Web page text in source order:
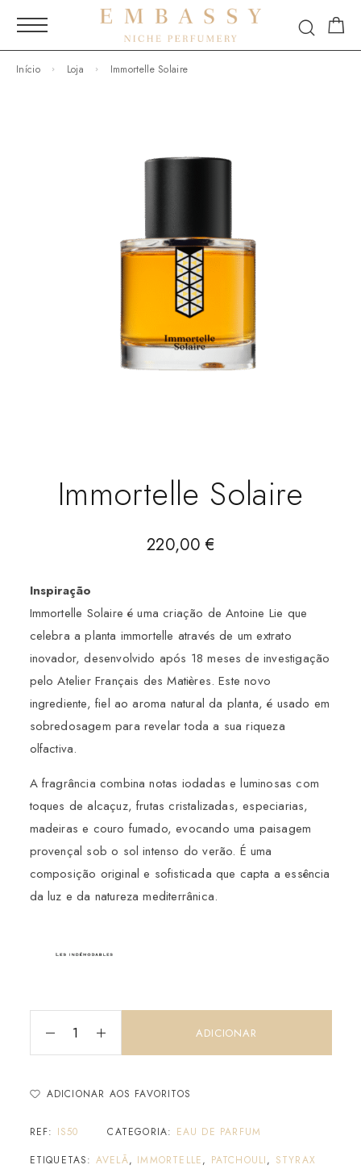
Início Loja Immortelle Solaire
Immortelle Solaire
220,00€
Inspiração
Immortelle Solaire é uma criação de Antoine Lie que
celebra a planta immortelle através de um extrato
inovador, desenvolvido após 18 meses de investigação
pelo Atelier Français des Matières. Este novo
ingrediente, fiel ao aroma natural da planta, é usado em
sobredosagem para revelar toda a sua riqueza
olfactiva.
A fragrância combina notas iodadas e luminosas com
toques de alcaçuz, frutas cristalizadas, especiarias,
madeiras e couro fumado, evocando uma paisagem
provençal sob o sol intenso do verão. É uma
composição original e sofisticada que capta a essência
da luz e da natureza mediterrânica.
ADICIONAR
ADICIONAR AOS FAVORITOS
REF: IS50 CATEGORIA: EAU DE PARFUM
ETIQUETAS: AVELÃ, IMMORTELLE, PATCHOULI, STYRAX